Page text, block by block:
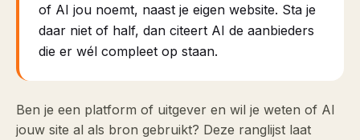
of AI jou noemt, naast je eigen website. Sta je
daar niet of half, dan citeert AI de aanbieders
die er wél compleet op staan.
Ben je een platform of uitgever en wil je weten of AI
jouw site al als bron gebruikt? Deze ranglijst laat